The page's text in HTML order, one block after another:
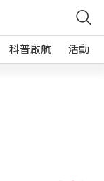
科普啟航 活動